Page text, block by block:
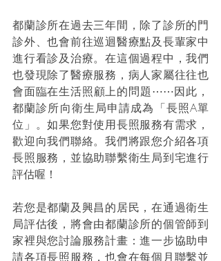
都蘭診所在過去三年間，除了診所的門
診外、也會前往巡迴醫療點及長輩家中
進行看診及治療。在這個過程中，我們
也發現除了醫療服務，病人家屬往往也
會面臨在生活照顧上的問題⋯⋯因此，
都蘭診所向衛生局申請成為「長照A單
位」。如果您對使用長照服務有需求，
歡迎向我們聯絡。我們將跟您介紹各項
長照服務，並協助聯繫衛生局到宅進行
評估喔！
若您是都蘭及興昌的居民，在通過衛生
局評估後，將會由都蘭診所的個管師到
家裡與您討論服務計畫：進一步協助申
請各項長照服務，也會在每個月聯繫並